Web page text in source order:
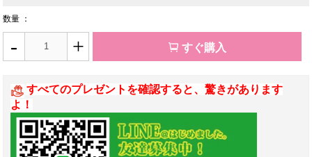
数量 ：
- + すぐ購入
すべてのプレゼントを確認すると、驚きがあります
よ！